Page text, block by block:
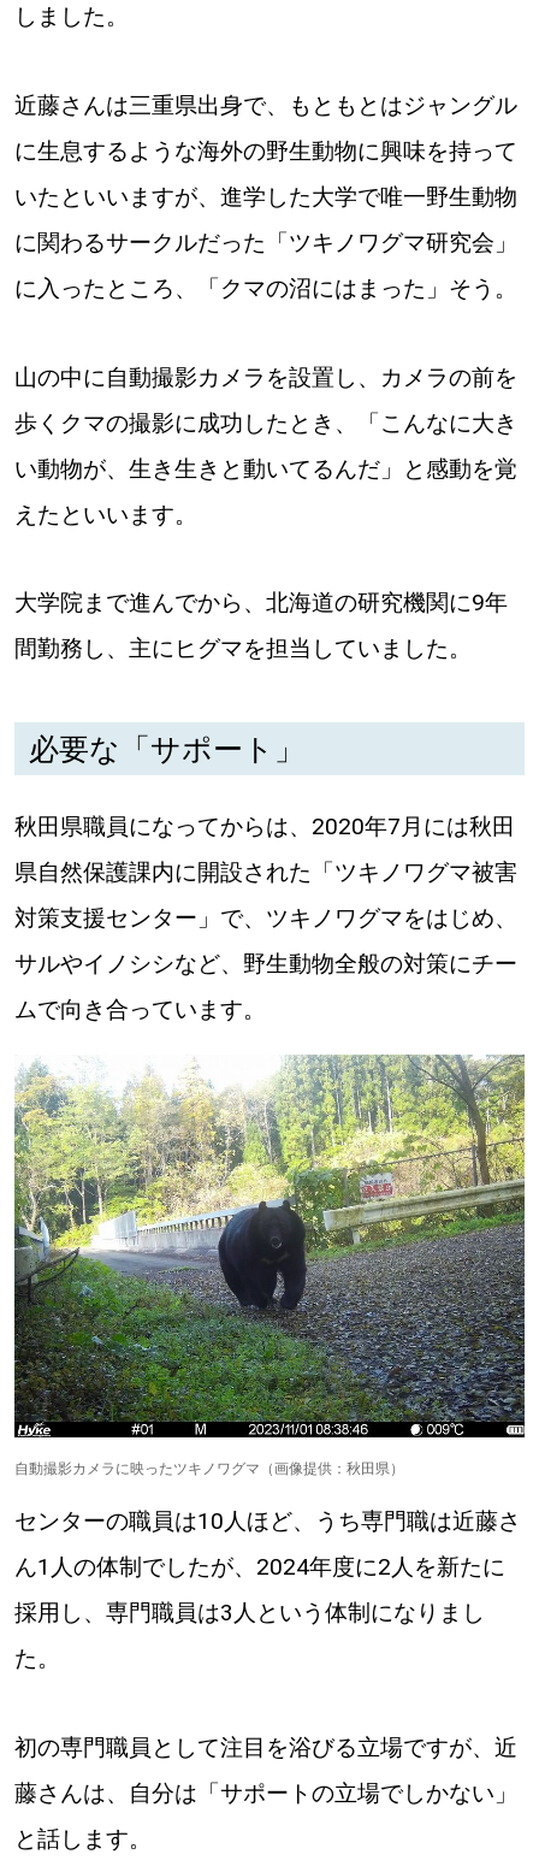
明日への”きっかけ”WEBマガジン
パートナーメディア Sitakkeパートナー
運営会社 広告掲載
情報提供・お問い合わせ 利用規約
プライバシーポリシー
閉じる
【いろんな価値観や生き方に触れたい】
Sitakke編集部 IKU
【暮らしの知恵を身につけたい】 札幌市
【札幌のお気に入りを見つけたい】
【道東のお気に入りを見つけたい】
しました。
近藤さんは三重県出身で、もともとはジャングル
に生息するような海外の野生動物に興味を持って
いたといいますが、進学した大学で唯一野生動物
に関わるサークルだった「ツキノワグマ研究会」
に入ったところ、「クマの沼にはまった」そう。
山の中に自動撮影カメラを設置し、カメラの前を
歩くクマの撮影に成功したとき、「こんなに大き
い動物が、生き生きと動いてるんだ」と感動を覚
えたといいます。
大学院まで進んでから、北海道の研究機関に9年
間勤務し、主にヒグマを担当していました。
必要な「サポート」
秋田県職員になってからは、2020年7月には秋田
県自然保護課内に開設された「ツキノワグマ被害
対策支援センター」で、ツキノワグマをはじめ、
サルやイノシシなど、野生動物全般の対策にチー
ムで向き合っています。
自動撮影カメラに映ったツキノワグマ（画像提供：秋田県）
センターの職員は10人ほど、うち専門職は近藤さ
ん1人の体制でしたが、2024年度に2人を新たに
採用し、専門職員は3人という体制になりまし
た。
初の専門職員として注目を浴びる立場ですが、近
藤さんは、自分は「サポートの立場でしかない」
と話します。